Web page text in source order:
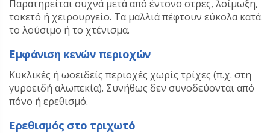
Παρατηρείται συχνά μετά από έντονο στρες, λοίμωξη,
τοκετό ή χειρουργείο. Τα μαλλιά πέφτουν εύκολα κατά
το λούσιμο ή το χτένισμα.
Εμφάνιση κενών περιοχών
Κυκλικές ή ωοειδείς περιοχές χωρίς τρίχες (π.χ. στη
γυροειδή αλωπεκία). Συνήθως δεν συνοδεύονται από
πόνο ή ερεθισμό.
Ερεθισμός στο τριχωτό